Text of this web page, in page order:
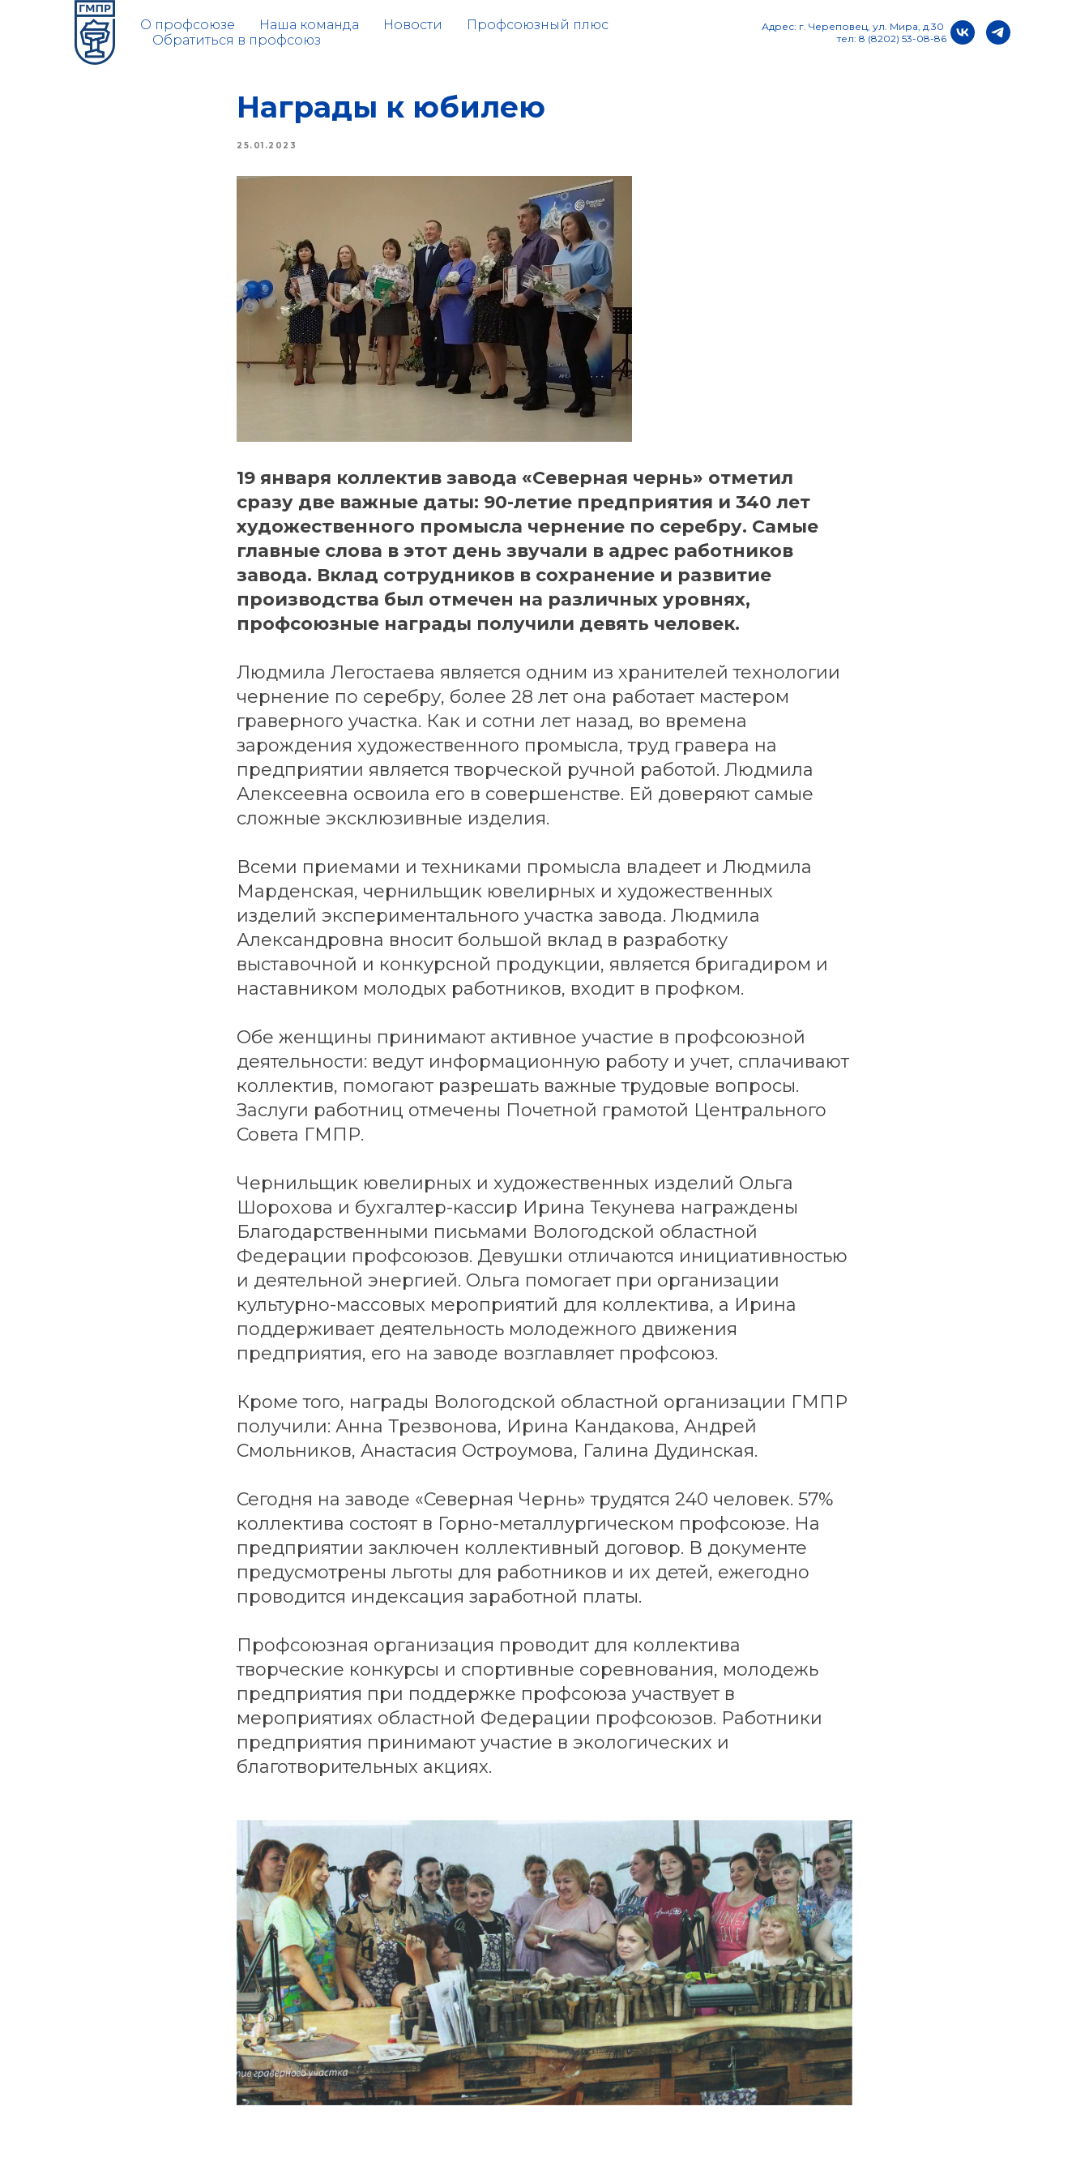
О профсоюзе Наша команда Новости
Профсоюзный плюс
Обратиться в профсоюз
Адрес: г. Череповец, ул. Мира, д.30
тел: 8 (8202) 53-08-86
Награды к юбилею
25.01.2023
19 января коллектив завода «Северная чернь» отметил
сразу две важные даты: 90-летие предприятия и 340 лет
художественного промысла чернение по серебру. Самые
главные слова в этот день звучали в адрес работников
завода. Вклад сотрудников в сохранение и развитие
производства был отмечен на различных уровнях,
профсоюзные награды получили девять человек.
Людмила Легостаева является одним из хранителей технологии
чернение по серебру, более 28 лет она работает мастером
граверного участка. Как и сотни лет назад, во времена
зарождения художественного промысла, труд гравера на
предприятии является творческой ручной работой. Людмила
Алексеевна освоила его в совершенстве. Ей доверяют самые
сложные эксклюзивные изделия.
Всеми приемами и техниками промысла владеет и Людмила
Марденская, чернильщик ювелирных и художественных
изделий экспериментального участка завода. Людмила
Александровна вносит большой вклад в разработку
выставочной и конкурсной продукции, является бригадиром и
наставником молодых работников, входит в профком.
Обе женщины принимают активное участие в профсоюзной
деятельности: ведут информационную работу и учет, сплачивают
коллектив, помогают разрешать важные трудовые вопросы.
Заслуги работниц отмечены Почетной грамотой Центрального
Совета ГМПР.
Чернильщик ювелирных и художественных изделий Ольга
Шорохова и бухгалтер-кассир Ирина Текунева награждены
Благодарственными письмами Вологодской областной
Федерации профсоюзов. Девушки отличаются инициативностью
и деятельной энергией. Ольга помогает при организации
культурно-массовых мероприятий для коллектива, а Ирина
поддерживает деятельность молодежного движения
предприятия, его на заводе возглавляет профсоюз.
Кроме того, награды Вологодской областной организации ГМПР
получили: Анна Трезвонова, Ирина Кандакова, Андрей
Смольников, Анастасия Остроумова, Галина Дудинская.
Сегодня на заводе «Северная Чернь» трудятся 240 человек. 57%
коллектива состоят в Горно-металлургическом профсоюзе. На
предприятии заключен коллективный договор. В документе
предусмотрены льготы для работников и их детей, ежегодно
проводится индексация заработной платы.
Профсоюзная организация проводит для коллектива
творческие конкурсы и спортивные соревнования, молодежь
предприятия при поддержке профсоюза участвует в
мероприятиях областной Федерации профсоюзов. Работники
предприятия принимают участие в экологических и
благотворительных акциях.